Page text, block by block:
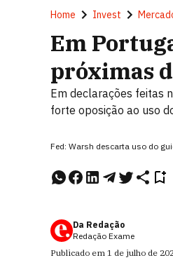
Home Invest
Em
próximas
Em declarações feitas
forte oposição ao uso
Fed: Warsh descarta uso do
Da Redação
Redação Exame
Publicado em 1 de julho de